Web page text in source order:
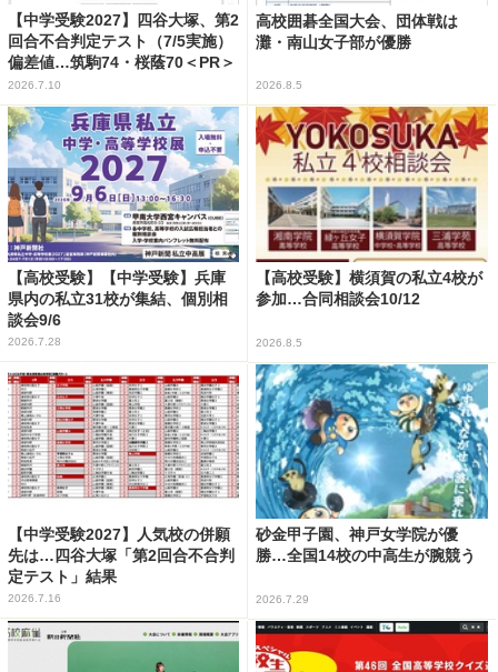
【中学受験2027】四谷大塚、第2
回合不合判定テスト（7/5実施）
偏差値…筑駒74・桜蔭70＜PR＞
2026.7.10
高校囲碁全国大会、団体戦は
灘・南山女子部が優勝
2026.8.5
【高校受験】【中学受験】兵庫
県内の私立31校が集結、個別相
談会9/6
2026.7.28
【高校受験】横須賀の私立4校が
参加…合同相談会10/12
2026.8.5
【中学受験2027】人気校の併願
先は…四谷大塚「第2回合不合判
定テスト」結果
2026.7.16
砂金甲子園、神戸女学院が優
勝…全国14校の中高生が腕競う
2026.7.29